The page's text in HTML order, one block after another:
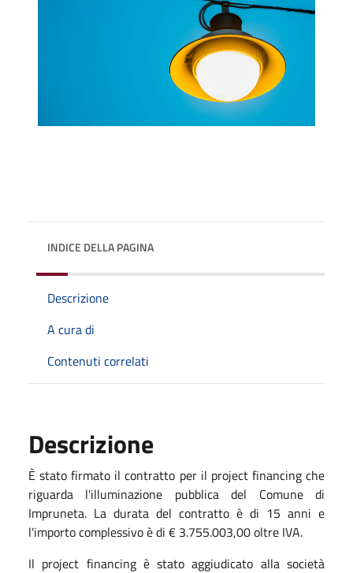
INDICE DELLA PAGINA
Descrizione
A cura di
Contenuti correlati
Descrizione
È stato firmato il contratto per il project financing che
riguarda l'illuminazione pubblica del Comune di
Impruneta. La durata del contratto è di 15 anni e
l'importo complessivo è di € 3.755.003,00 oltre IVA.
Il project financing è stato aggiudicato alla società